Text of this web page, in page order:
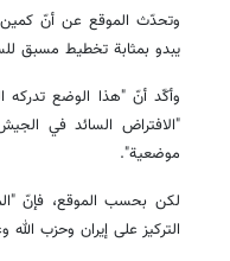
وتحدّث الموقع عن أنّ كمين
يبدو بمثابة تخطيط مسبق
وأكّد أنّ "هذا الوضع تدركه
"الافتراض السائد في
موضعية".
لكن بحسب الموقع، فإنّ
التركيز على إيران وحزب الله